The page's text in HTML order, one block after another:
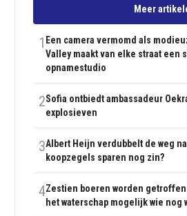
Meer
1 Een camera vermomd als
Valley maakt van elke straat een
opnamestudio
2Sofia ontbiedt ambassadeur
explosieven
3Albert Heijn verdubbelt de weg
koopzegels sparen nog zin?
4Zestien boeren worden
het waterschap mogelijk wie nog